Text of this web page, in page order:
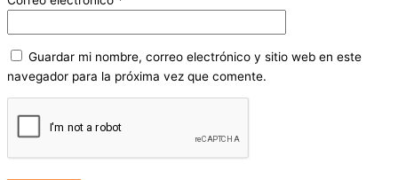
Guardar mi nombre, correo electrónico y sitio web en este
navegador para la próxima vez que comente.